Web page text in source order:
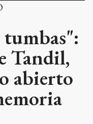
tumbas":
Tandil,
abierto